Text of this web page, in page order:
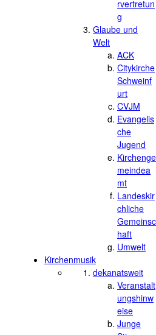
rvertretun
g
Glaube und
Welt
ACK
Citykirche
Schweinf
urt
CVJM
Evangelis
che
Jugend
Kirchenge
meindea
mt
Landeskir
chliche
Gemeinsc
haft
Umwelt
Kirchenmusik
dekanatsweit
Veranstalt
ungshinw
eise
Junge